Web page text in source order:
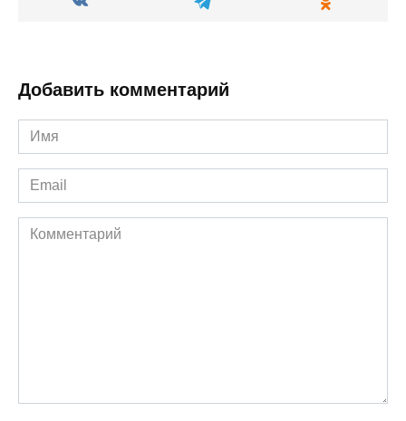
Добавить комментарий
Имя
*
Email
*
Комментарий